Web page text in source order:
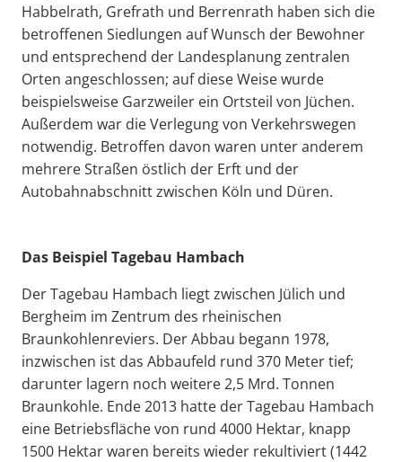
Habbelrath, Grefrath und Berrenrath haben sich die
betroffenen Siedlungen auf Wunsch der Bewohner
und entsprechend der Landesplanung zentralen
Orten angeschlossen; auf diese Weise wurde
beispielsweise Garzweiler ein Ortsteil von Jüchen.
Außerdem war die Verlegung von Verkehrswegen
notwendig. Betroffen davon waren unter anderem
mehrere Straßen östlich der Erft und der
Autobahnabschnitt zwischen Köln und Düren.
Das Beispiel Tagebau Hambach
Der Tagebau Hambach liegt zwischen Jülich und
Bergheim im Zentrum des rheinischen
Braunkohlenreviers. Der Abbau begann 1978,
inzwischen ist das Abbaufeld rund 370 Meter tief;
darunter lagern noch weitere 2,5 Mrd. Tonnen
Braunkohle. Ende 2013 hatte der Tagebau Hambach
eine Betriebsfläche von rund 4000 Hektar, knapp
1500 Hektar waren bereits wieder rekultiviert (1442